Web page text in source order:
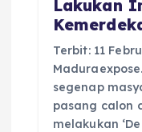
Lakukan
Terbit: 11
segenap
pasang calon
melakukan